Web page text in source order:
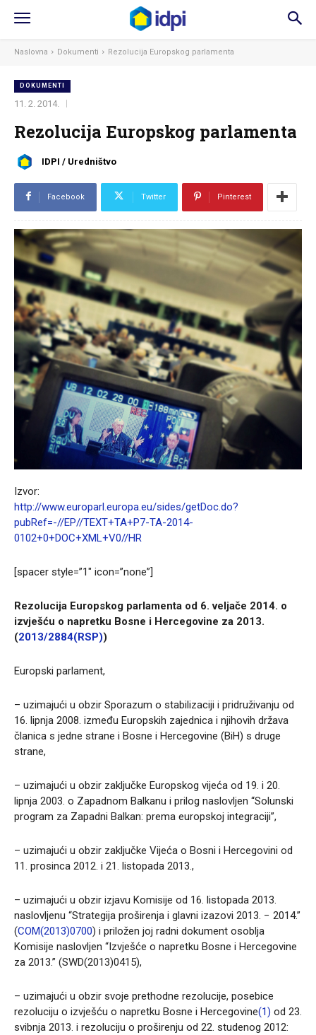
Naslovna Dokumenti Rezolucija Europskog parlamenta
DOKUMENTI
11. 2. 2014.
Rezolucija Europskog parlamenta
IDPI / Uredništvo
Facebook Twitter Pinterest
Izvor:
http://www.europarl.europa.eu/sides/getDoc.do?
pubRef=-//EP//TEXT+TA+P7-TA-2014-
0102+0+DOC+XML+V0//HR
[spacer style=”1″ icon=”none”]
Rezolucija Europskog parlamenta od 6. veljače 2014. o
izvješću o napretku Bosne i Hercegovine za 2013.
(2013/2884(RSP))
Europski parlament,
– uzimajući u obzir Sporazum o stabilizaciji i pridruživanju od
16. lipnja 2008. između Europskih zajednica i njihovih država
članica s jedne strane i Bosne i Hercegovine (BiH) s druge
strane,
– uzimajući u obzir zaključke Europskog vijeća od 19. i 20.
lipnja 2003. o Zapadnom Balkanu i prilog naslovljen “Solunski
program za Zapadni Balkan: prema europskoj integraciji”,
– uzimajući u obzir zaključke Vijeća o Bosni i Hercegovini od
11. prosinca 2012. i 21. listopada 2013.,
– uzimajući u obzir izjavu Komisije od 16. listopada 2013.
naslovljenu “Strategija proširenja i glavni izazovi 2013. − 2014.”
(COM(2013)0700) i priložen joj radni dokument osoblja
Komisije naslovljen “Izvješće o napretku Bosne i Hercegovine
za 2013.” (SWD(2013)0415),
– uzimajući u obzir svoje prethodne rezolucije, posebice
rezoluciju o izvješću o napretku Bosne i Hercegovine(1) od 23.
svibnja 2013. i rezoluciju o proširenju od 22. studenog 2012: